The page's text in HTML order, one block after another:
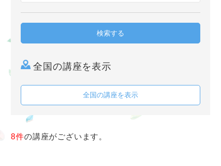
検索する
全国の講座を表示
全国の講座を表示
8件の講座がございます。